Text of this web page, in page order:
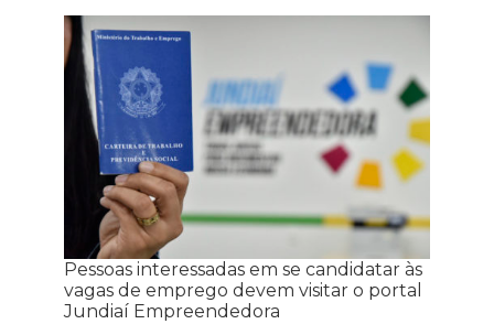
Pessoas interessadas em se candidatar às
vagas de emprego devem visitar o portal
Jundiaí Empreendedora